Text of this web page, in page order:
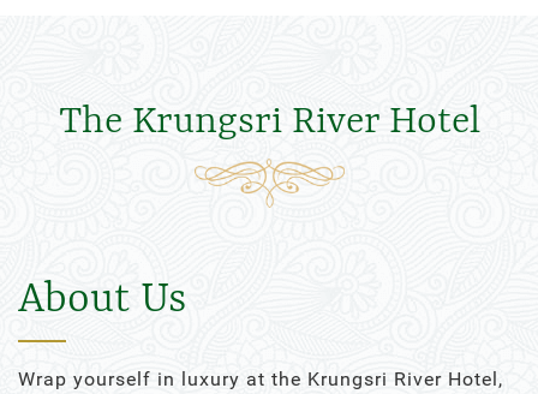
The Krungsri River Hotel
About Us
Wrap yourself in luxury at the Krungsri River Hotel,